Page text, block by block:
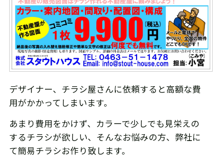
デザイナー、チラシ屋さんに依頼すると高額な費
用がかかってしまいます。
あまり費用をかけず、カラーで少しでも見栄えの
するチラシが欲しい、そんなお悩みの方、弊社に
て簡易チラシお作り致します。